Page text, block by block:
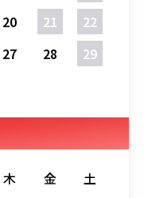
20 21
22
27 28
29
木 金
土